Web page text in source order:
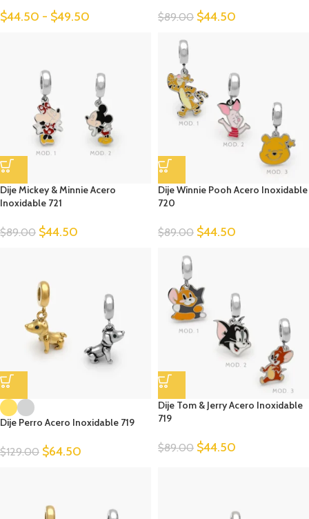
$44.50 - $49.50 $89.00 $44.50
Dije Mickey & Minnie Acero
Inoxidable 721
$89.00 $44.50
Dije Winnie Pooh Acero Inoxidable
720
$89.00 $44.50
Dije Perro Acero Inoxidable 719
$129.00 $64.50
Dije Tom & Jerry Acero Inoxidable
719
$89.00 $44.50